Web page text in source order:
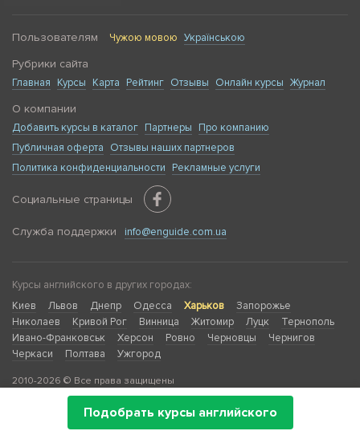
Подобрать курсы английского
Пользователям Чужою мовою Українською
Рубрики сайта
Главная Курсы Карта Рейтинг Отзывы Онлайн курсы Журнал
О компании
Добавить курсы в каталог Партнеры
Про компанию
Публичная оферта
Отзывы наших партнеров
Политика конфиденциальности
Рекламные услуги
Социальные страницы
Служба поддержки info@enguide.com.ua
Курсы английского в других городах:
Киев
Львов Днепр Одесса Харьков
Запорожье
Николаев
Кривой Рог Винница Житомир Луцк
Тернополь
Ивано-Франковськ
Херсон Ровно Черновцы
Чернигов
Черкаси
Полтава Ужгород
2010-2026 © Все права защищены